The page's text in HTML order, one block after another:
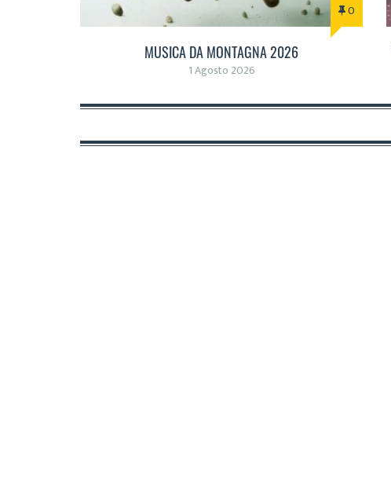
0
MUSICA DA MONTAGNA 2026
1 Agosto 2026